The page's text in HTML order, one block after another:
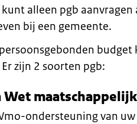
kunt alleen pgb
bij een gemeente.
zijn 2 soorten pgb:
Wet
ondersteuning van